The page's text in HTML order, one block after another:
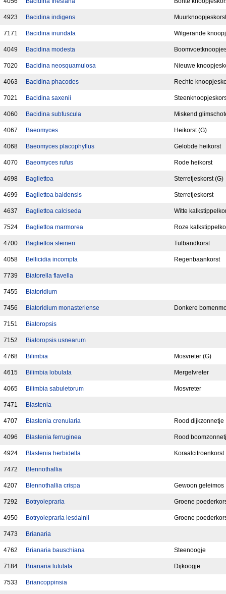
4923 Bacidina indigens Muurknoopjeskorst
7171 Bacidina inundata Witgerande
4049 Bacidina modesta
7020 Bacidina neosquamulosa Nieuwe
4063 Bacidina phacodes Rechte
7021 Bacidina saxenii
4060 Bacidina subfuscula Miskend
4067 Baeomyces Heikorst (G)
4068 Baeomyces placophyllus Gelobde heikorst
4070 Baeomyces rufus Rode heikorst
4698 Bagliettoa Sterretjeskorst (G)
4699 Bagliettoa baldensis Sterretjeskorst
4637 Bagliettoa calciseda Witte
7524 Bagliettoa marmorea Roze
4700 Bagliettoa steineri Tulbandkorst
4058 Bellicidia incompta Regenbaankorst
7739 Biatorella flavella
7455 Biatoridium
7456 Biatoridium monasteriense Donkere
7151 Biatoropsis
7152 Biatoropsis usnearum
4768 Bilimbia Mosvreter (G)
4615 Bilimbia lobulata Mergelvreter
4065 Bilimbia sabuletorum Mosvreter
7471 Blastenia
4707 Blastenia crenularia Rood dijkzonnetje
4096 Blastenia ferruginea Rood
4924 Blastenia herbidella Koraalcitroenkorst
7472 Blennothallia
4207 Blennothallia crispa Gewoon geleimos
7292 Botryolepraria Groene
4950 Botryolepraria lesdainii Groene
7473 Brianaria
4762 Brianaria bauschiana Steenoogje
7184 Brianaria lutulata Dijkoogje
7533 Briancoppinsia